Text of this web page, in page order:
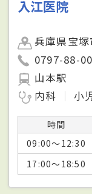
入江医院
兵庫県宝
0797-88-
山本駅
内科
小
時間
09:00～12:30
17:00～18:50